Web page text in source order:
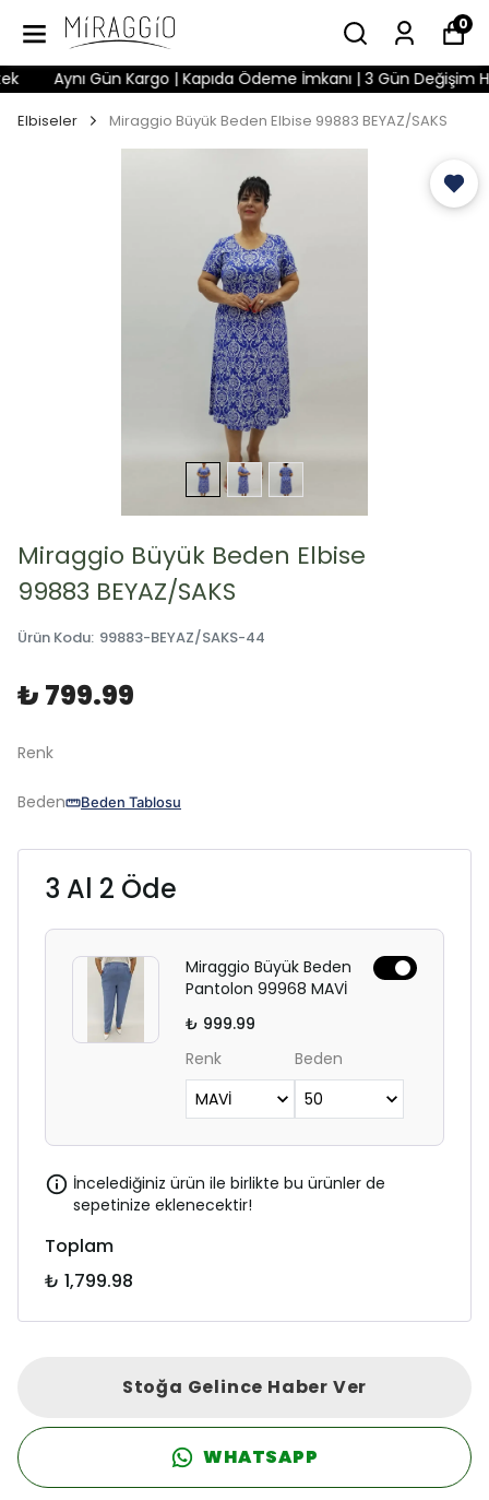
0
Aynı Gün Kargo | Kapıda Ödeme İmkanı | 3 Gün Değişim
Elbiseler Miraggio Büyük Beden Elbise 99883 BEYAZ/SAKS
Miraggio Büyük Beden Elbise
99883 BEYAZ/SAKS
Ürün Kodu: 99883-BEYAZ/SAKS-44
₺ 799.99
Renk
Beden Beden Tablosu
3 Al 2 Öde
Miraggio Büyük Beden
Pantolon 99968 MAVİ
₺ 999.99
Renk
Beden
İncelediğiniz ürün ile birlikte bu ürünler de
sepetinize eklenecektir!
Toplam
₺ 1,799.98
Stoğa Gelince Haber Ver
WHATSAPP